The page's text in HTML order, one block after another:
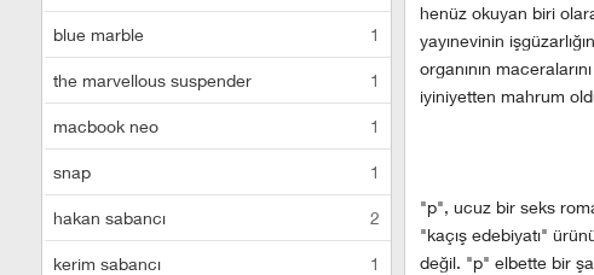
blue marble 1
the marvellous suspender 1
macbook neo 1
snap 1
hakan sabancı 2
kerim sabancı 1
henüz okuyan biri
yayınevinin
organının
iyiniyetten mahrum
"p", ucuz bir seks
"kaçış edebiyatı"
değil. "p" elbette bir